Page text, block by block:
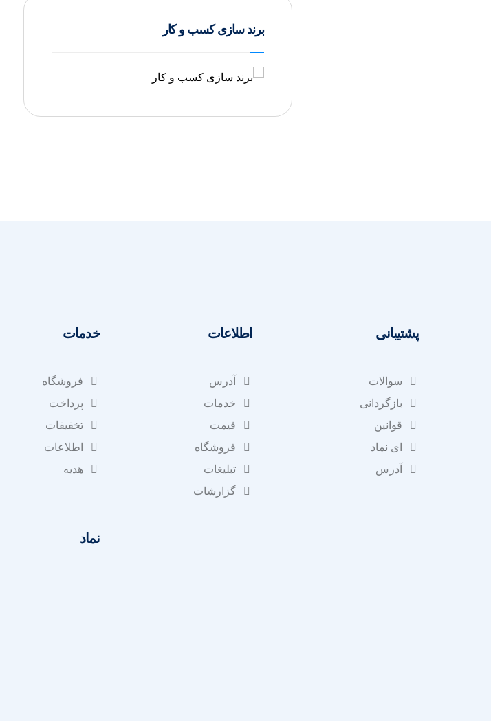
برند سازی کسب و کار
پشتیبانی
سوالات
بازگردانی
قوانین
ای نماد
آدرس
اطلاعات
آدرس
خدمات
قیمت
فروشگاه
تبلیغات
گزارشات
خدمات
فروشگاه
پرداخت
تخفیفات
اطلاعات
هدیه
نماد